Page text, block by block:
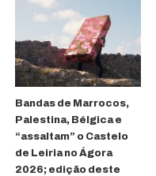
Bandas de Marrocos,
Palestina, Bélgica e
“assaltam” o Castelo
de Leiria no Ágora
2026; edição deste